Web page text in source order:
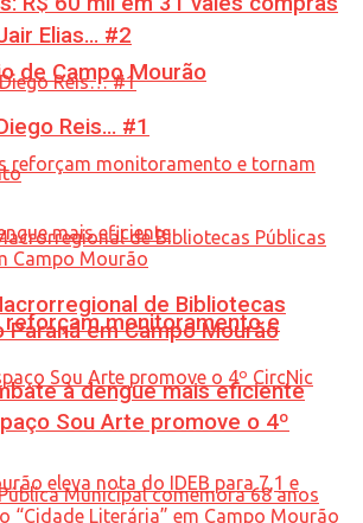
de Campo Mourão
reforçam monitoramento e
à dengue mais eficiente
Elias… #2
Reis… #1
de Bibliotecas
Paraná em Campo Mourão
Sou Arte promove o 4º